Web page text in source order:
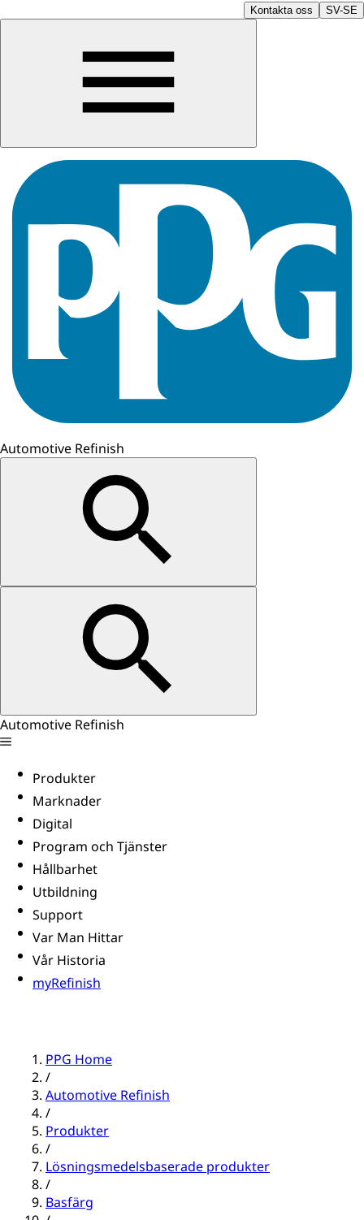
Kontakta oss SV-SE
Automotive Refinish
Automotive Refinish
Produkter
Marknader
Digital
Program och Tjänster
Hållbarhet
Utbildning
Support
Var Man Hittar
Vår Historia
myRefinish
PPG Home
/
Automotive Refinish
/
Produkter
/
Lösningsmedelsbaserade produkter
/
Basfärg